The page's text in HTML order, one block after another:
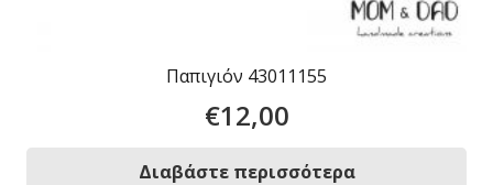
Παπιγιόν 43011155
€12,00
Διαβάστε περισσότερα